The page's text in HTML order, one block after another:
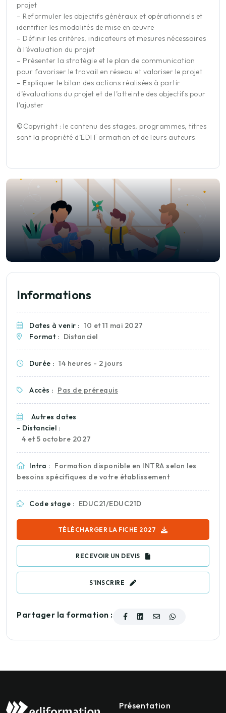
projet
– Reformuler les objectifs généraux et opérationnels et
identifier les modalités de mise en œuvre
– Définir les critères, indicateurs et mesures nécessaires
à l’évaluation du projet
– Présenter la stratégie et le plan de communication
pour favoriser le travail en réseau et valoriser le projet
– Expliquer le bilan des actions réalisées à partir
d’évaluations du projet et de l’atteinte des objectifs pour
l’ajuster
©Copyright : le contenu des stages, programmes, titres
sont la propriété d’EDI Formation et de leurs auteurs.
Informations
Dates à venir : 10 et 11 mai 2027
Format : Distanciel
Durée : 14 heures - 2 jours
Accès : Pas de prérequis
Autres dates
- Distanciel :
4 et 5 octobre 2027
Intra : Formation disponible en INTRA selon les
besoins spécifiques de votre établissement
Code stage : EDUC21/EDUC21D
TÉLÉCHARGER LA FICHE 2027
RECEVOIR UN DEVIS
S'INSCRIRE
Partager la formation :
Présentation